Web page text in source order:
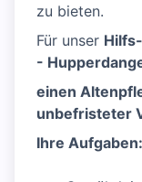
zu bieten.
Für unser
-
einen
unbefristeter
Ihre Aufgaben: